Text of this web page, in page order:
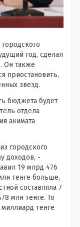
год, сделал
Он также
приостановить,
звезд.
бюджета будет
отдела
акимата
городского
доходов, -
19 млрд 476
тенге больше,
составляла 7
млн тенге. То
тенге